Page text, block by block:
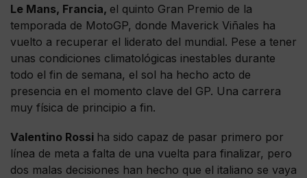
Le Mans, Francia, el quinto Gran Premio de la
temporada de MotoGP, donde Maverick Viñales ha
vuelto a recuperar el liderato del mundial. Pese a tener
unas condiciones climatológicas inestables durante
todo el fin de semana, el sol ha hecho acto de
presencia en el momento clave del GP. Una carrera
muy física de principio a fin.
Valentino Rossi ha sido capaz de pasar primero por
línea de meta a falta de una vuelta para finalizar, pero
dos malas decisiones han hecho que el italiano se vaya